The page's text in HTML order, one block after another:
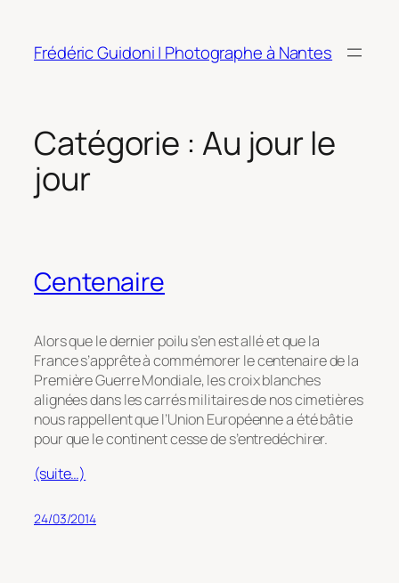
contenu
Frédéric Guidoni | Photographe à Nantes
Catégorie : Au jour le
jour
Centenaire
Alors que le dernier poilu s’en est allé et que la
France s’apprête à commémorer le centenaire de la
Première Guerre Mondiale, les croix blanches
alignées dans les carrés militaires de nos cimetières
nous rappellent que l’Union Européenne a été bâtie
pour que le continent cesse de s’entredéchirer.
(suite…)
24/03/2014